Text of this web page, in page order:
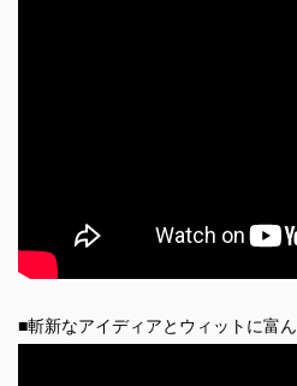
■斬新なアイディアとウィットに富